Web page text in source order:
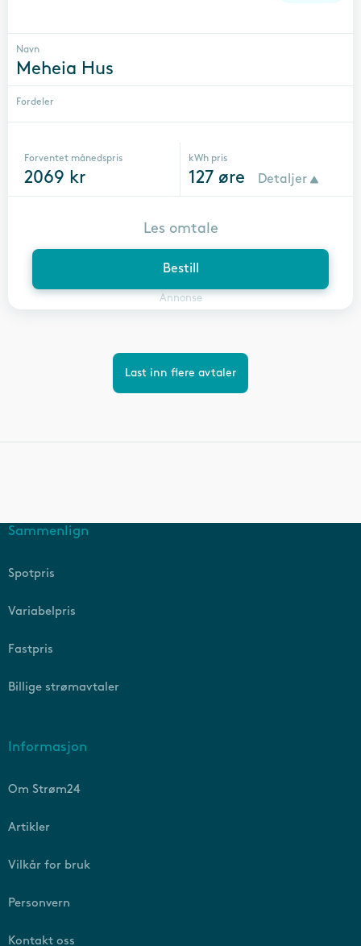
Navn
Meheia Hus
Fordeler
Forventet månedspris
2069 kr
kWh pris
127 øre Detaljer
Bestill
Annonse
Les omtale
Last inn flere avtaler
Sammenlign
Spotpris
Variabelpris
Fastpris
Billige strømavtaler
Informasjon
Om Strøm24
Artikler
Vilkår for bruk
Personvern
Kontakt oss